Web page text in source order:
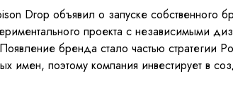
Drop объявил о запуске
проекта с независимыми
бренда стало частью стратегии
поэтому компания инвестирует в